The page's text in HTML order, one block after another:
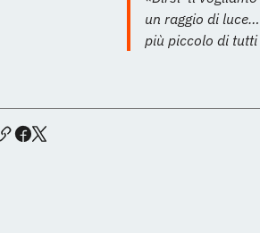
un raggio di
più piccolo di tutti